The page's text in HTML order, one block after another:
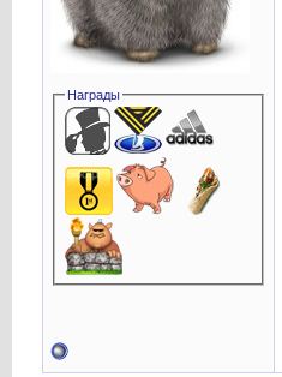
Награды